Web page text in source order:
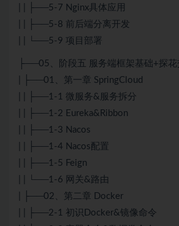
| | ├──5-7 Nginx具体应用
| | ├──5-8 前后端分离开发
| | └──5-9 项目部署
├──05、阶段五 服务端框架基础+探花
| ├──01、第一章 SpringCloud
| | ├──1-1 微服务&服务拆分
| | ├──1-2 Eureka&Ribbon
| | ├──1-3 Nacos
| | ├──1-4 Nacos配置
| | ├──1-5 Feign
| | └──1-6 网关&路由
| ├──02、第二章 Docker
| | ├──2-1 初识Docker&镜像命令